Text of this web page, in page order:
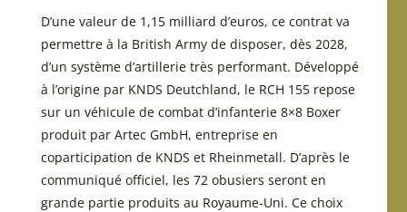
D’une valeur de 1,15 milliard d’euros, ce contrat va
permettre à la British Army de disposer, dès 2028,
d’un système d’artillerie très performant. Développé
à l’origine par KNDS Deutchland, le RCH 155 repose
sur un véhicule de combat d’infanterie 8×8 Boxer
produit par Artec GmbH, entreprise en
coparticipation de KNDS et Rheinmetall. D’après le
communiqué officiel, les 72 obusiers seront en
grande partie produits au Royaume-Uni. Ce choix